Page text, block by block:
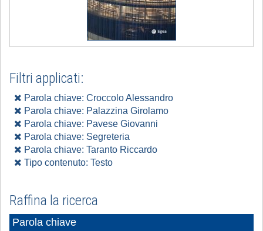
Filtri applicati:
Parola chiave: Croccolo Alessandro
Parola chiave: Palazzina Girolamo
Parola chiave: Pavese Giovanni
Parola chiave: Segreteria
Parola chiave: Taranto Riccardo
Tipo contenuto: Testo
Raffina la ricerca
Parola chiave